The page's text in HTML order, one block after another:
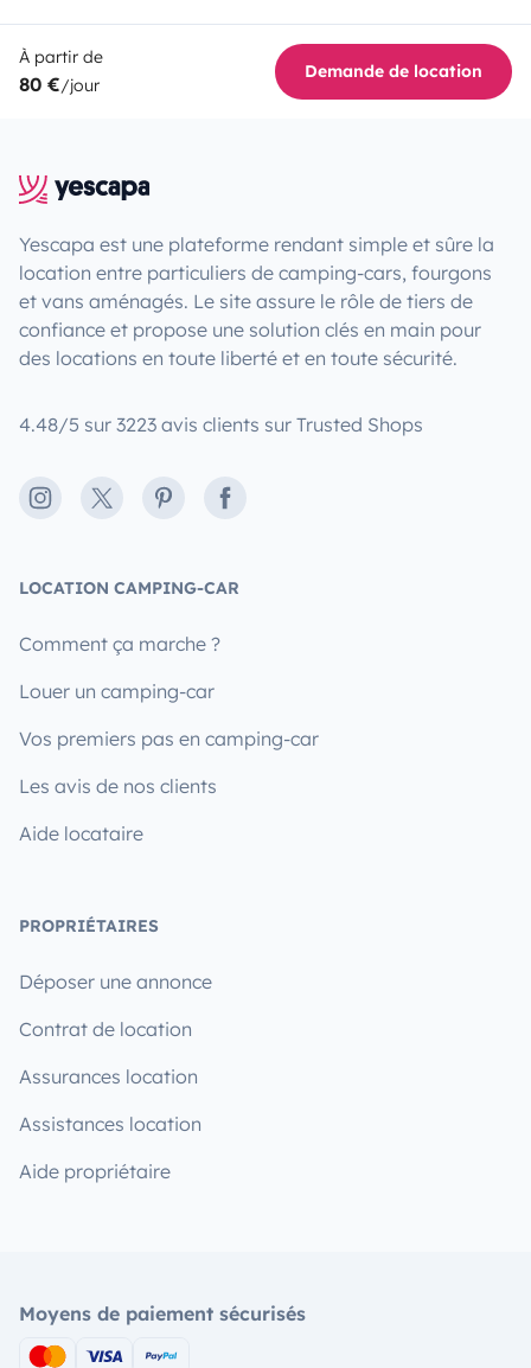
À partir de
80 €/jour
Demande de location
Yescapa est une plateforme rendant simple et sûre la
location entre particuliers de camping-cars, fourgons
et vans aménagés. Le site assure le rôle de tiers de
confiance et propose une solution clés en main pour
des locations en toute liberté et en toute sécurité.
4.48/5 sur 3223 avis clients sur Trusted Shops
Instagram
X PinterestFacebook
LOCATION CAMPING-CAR
Comment ça marche ?
Louer un camping-car
Vos premiers pas en camping-car
Les avis de nos clients
Aide locataire
PROPRIÉTAIRES
Déposer une annonce
Contrat de location
Assurances location
Assistances location
Aide propriétaire
Moyens de paiement sécurisés